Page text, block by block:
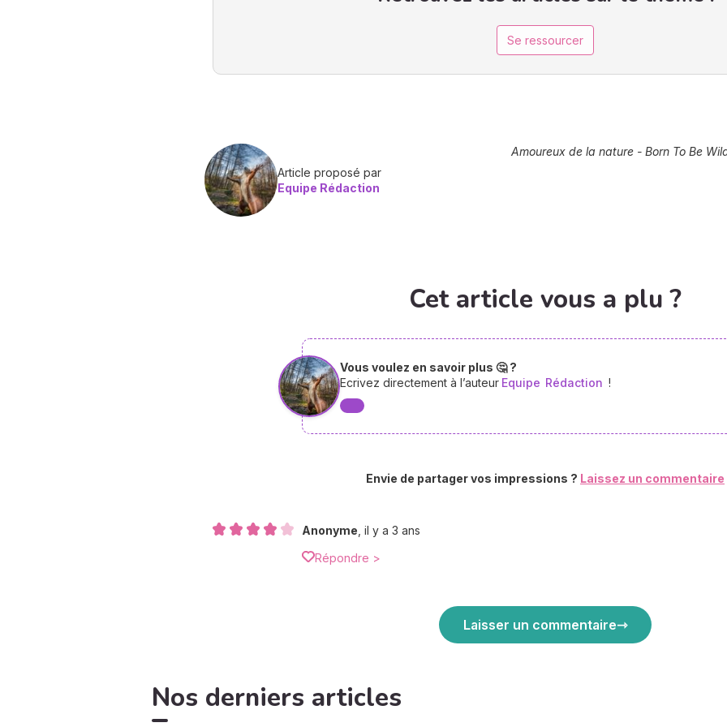
Se ressourcer
Article proposé par
Equipe Rédaction
Amoureux de la nature - Born To Be
Cet article vous a plu ?
Vous voulez en savoir plus 🤔 ?
Ecrivez directement à l’auteur Equipe Rédaction !
Envie de partager vos impressions ? Laissez un commentaire
Anonyme, il y a 3 ans
Répondre >
Laisser un commentaire
Nos derniers articles